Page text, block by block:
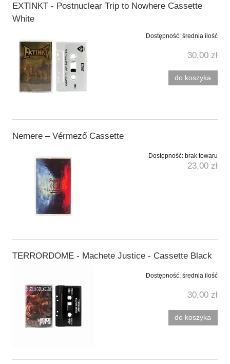
EXTINKT - Postnuclear Trip to Nowhere Cassette
White
Dostępność: średnia ilość
30,00 zł
do koszyka
Nemere ‎– Vérmező Cassette
Dostępność: brak towaru
23,00 zł
TERRORDOME - Machete Justice - Cassette Black
Dostępność: średnia ilość
30,00 zł
do koszyka